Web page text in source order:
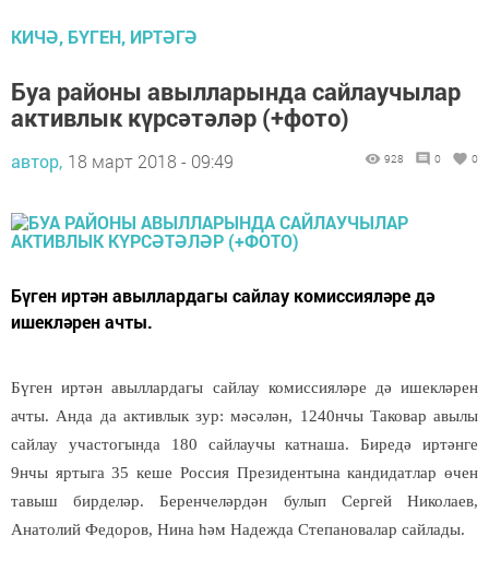
КИЧӘ, БҮГЕН, ИРТӘГӘ
Буа районы авылларында сайлаучылар
активлык күрсәтәләр (+фото)
автор, 18 март 2018 - 09:49 928 0 0
Бүген иртән авыллардагы сайлау комиссияләре дә
ишекләрен ачты.
Бүген иртән авыллардагы сайлау комиссияләре дә ишекләрен
ачты. Анда да активлык зур: мәсәлән, 1240нчы Таковар авылы
сайлау участогында 180 сайлаучы катнаша. Биредә иртәнге
9нчы яртыга 35 кеше Россия Президентына кандидатлар өчен
тавыш бирделәр. Беренчеләрдән булып Сергей Николаев,
Анатолий Федоров, Нина һәм Надежда Степановалар сайлады.